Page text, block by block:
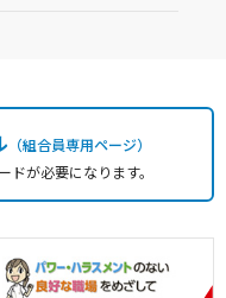
（組合員専用ページ）
が必要になります。